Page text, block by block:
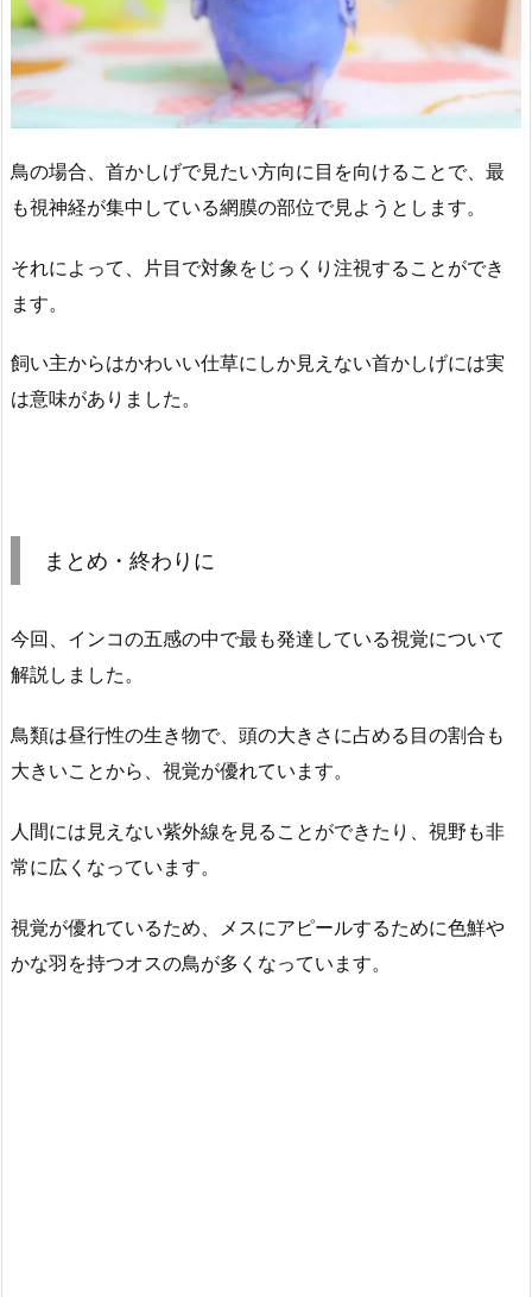
鳥の場合、首かしげで見たい方向に目を向けることで、最
も視神経が集中している網膜の部位で見ようとします。
それによって、片目で対象をじっくり注視することができ
ます。
飼い主からはかわいい仕草にしか見えない首かしげには実
は意味がありました。
まとめ・終わりに
今回、インコの五感の中で最も発達している視覚について
解説しました。
鳥類は昼行性の生き物で、頭の大きさに占める目の割合も
大きいことから、視覚が優れています。
人間には見えない紫外線を見ることができたり、視野も非
常に広くなっています。
視覚が優れているため、メスにアピールするために色鮮や
かな羽を持つオスの鳥が多くなっています。